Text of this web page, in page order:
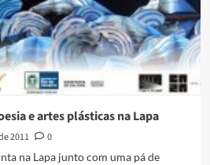
e artes plásticas na Lapa
2011
0
na Lapa junto com uma pá de